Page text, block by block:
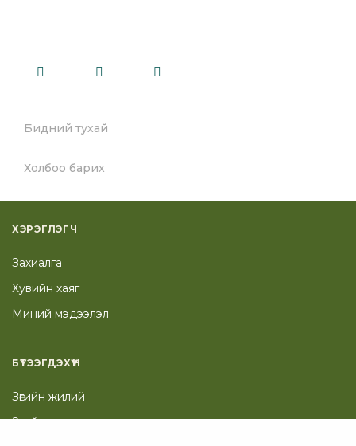
Бидний тухай
Холбоо барих
ХЭРЭГЛЭГЧ
Захиалга
Хувийн хаяг
Миний мэдээлэл
БҮТЭЭГДЭХҮҮН
Зөгийн жилий
Зөгийн хор